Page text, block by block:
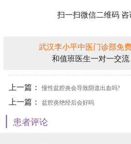
扫一扫微信二维码 咨
武汉李小平中医门诊部免
和值班医生一对一交流
上一篇： 慢性盆腔炎会导致阴道出血吗?
上一篇： 盆腔炎绝经后会好吗
| 患者评论